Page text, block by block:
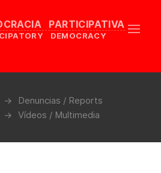
PARTICIPATIVA
DEMOCRACY
Denuncias / Reports
Vídeos / Multimedia